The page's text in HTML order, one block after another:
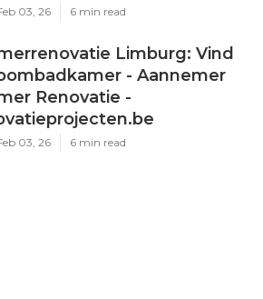
03, 26 6 min read
Limburg: Vind
- Aannemer
Renovatie -
03, 26 6 min read